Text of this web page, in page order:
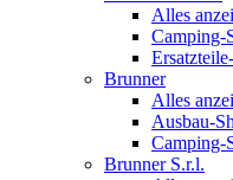
Alles
Camping-
Brunner
Alles
Ausbau-
Camping-
Brunner S.r.l.